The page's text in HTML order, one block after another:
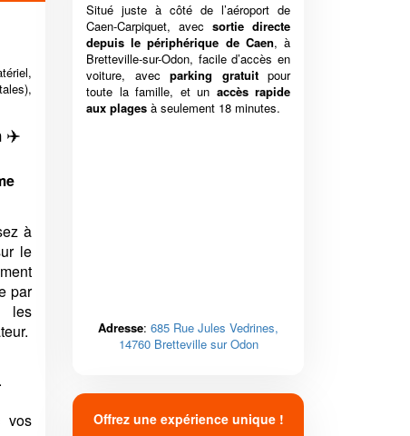
✈️
à
le
par
les
vos
Situé juste à côté de l’aéroport de
Caen-Carpiquet, avec sortie directe
depuis le périphérique de Caen, à
Bretteville-sur-Odon, facile d’accès en
voiture, avec parking gratuitpour
toute la famille, et un accès rapide
aux plages à seulement 18 minutes.
Adresse: 685 Rue Jules Vedrines,
14760 Bretteville sur Odon
Offrez une expérience unique !